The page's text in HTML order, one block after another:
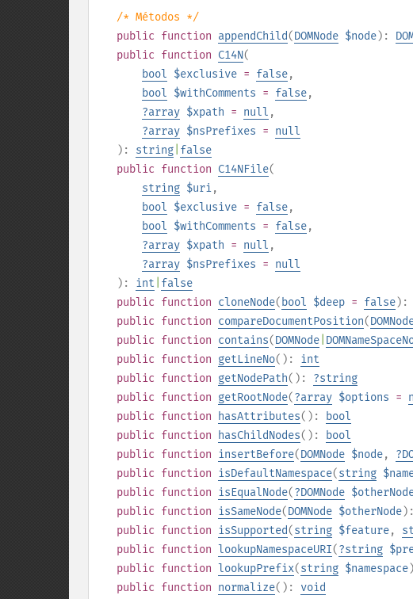
/* Métodos */
public function appendChild(DOMNode $node):
public function C14N(
bool $exclusive = false,
bool $withComments = false,
?array $xpath = null ,
?array $nsPrefixes = null
): string false
public function C14NFile(
string $uri,
bool $exclusive = false,
bool $withComments = false,
?array $xpath = null ,
?array $nsPrefixes = null
): int false
public function cloneNode( bool $deep = false):
public function compareDocumentPosition(
public function contains(DOMNode
public function getLineNo(): int
public function getNodePath(): ?string
public function getRootNode(?array $options =
public function hasAttributes():
bool
public function hasChildNodes():
bool
public function insertBefore(DOMNode $node, ?
public function isDefaultNamespace(string
public function isEqualNode(?DOMNode
public function isSameNode(DOMNode $otherNode
public function isSupported(string $feature,
public function lookupNamespaceURI(?string
public function lookupPrefix(string $namespace
public function normalize(): void